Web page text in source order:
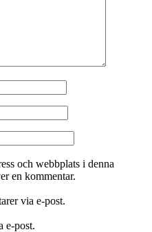
och webbplats i denna
en kommentar.
via e-post.
e-post.